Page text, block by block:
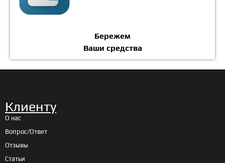
Бережем
Ваши средства
Клиенту
О нас
Вопрос/Ответ
Отзывы
Статьи